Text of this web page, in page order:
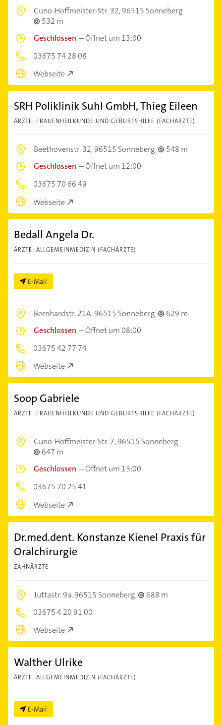
Cuno-Hoffmeister-Str. 32,96515 Sonneberg
532 m
Geschlossen –Öffnet um 13:00
03675 74 28 08
Webseite
SRH Poliklinik Suhl GmbH, Thieg Eileen
ÄRZTE: FRAUENHEILKUNDE UND GEBURTSHILFE (FACHÄRZTE)
Beethovenstr. 32,96515 Sonneberg
548 m
Geschlossen –Öffnet um 12:00
03675 70 66 49
Webseite
Bedall Angela Dr.
ÄRZTE: ALLGEMEINMEDIZIN (FACHÄRZTE)
E-Mail
Bernhardstr. 21A,96515 Sonneberg
629 m
Geschlossen –Öffnet um 08:00
03675 42 77 74
Webseite
Soop Gabriele
ÄRZTE: FRAUENHEILKUNDE UND GEBURTSHILFE (FACHÄRZTE)
Cuno-Hoffmeister-Str. 7,96515 Sonneberg
647 m
Geschlossen –Öffnet um 13:00
03675 70 25 41
Webseite
Dr.med.dent. Konstanze Kienel Praxis für
Oralchirurgie
ZAHNÄRZTE
Juttastr. 9a,96515 Sonneberg
688 m
03675 4 20 91 00
Webseite
Walther Ulrike
ÄRZTE: ALLGEMEINMEDIZIN (FACHÄRZTE)
E-Mail